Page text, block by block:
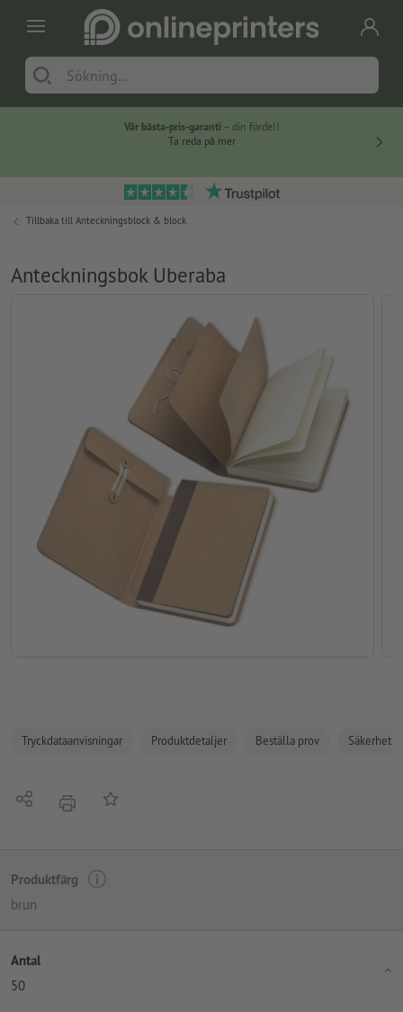
Vår bästa-pris-garanti – din fördel!
Ta reda på mer
Tillbaka till Anteckningsblock & block
Anteckningsbok Uberaba
Tryckdataanvisningar Produktdetaljer Beställa prov
Dela erbjudandePå anteckningslistan
Produktfärg
brun
Antal
50